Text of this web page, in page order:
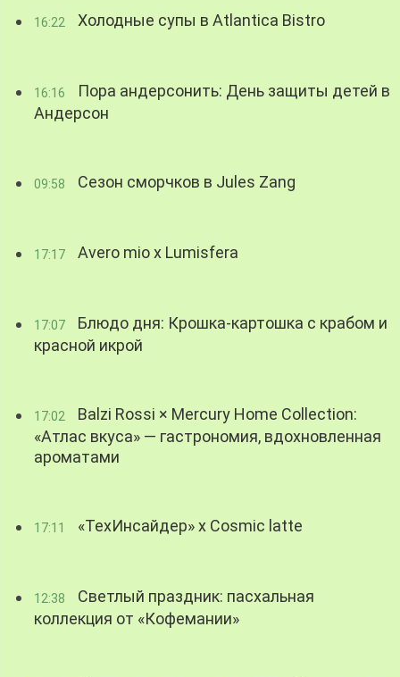
16:22 Холодные супы в Atlantica Bistro
16:16
Пора андерсонить: День защиты детей в
Андерсон
09:58 Сезон сморчков в Jules Zang
17:17 Avero mio x Lumisfera
17:07
Блюдо дня: Крошка-картошка с крабом и
красной икрой
17:02
Balzi Rossi × Mercury Home Collection:
«Атлас вкуса» — гастрономия, вдохновленная
ароматами
17:11 «ТехИнсайдер» х Cosmic latte
12:38
Светлый праздник: пасхальная
коллекция от «Кофемании»